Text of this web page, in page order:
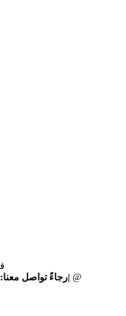
رجاءً تواصل معنا:| @